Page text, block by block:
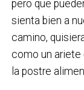
pero que
sienta bien a
camino,
como un ariete
la postre